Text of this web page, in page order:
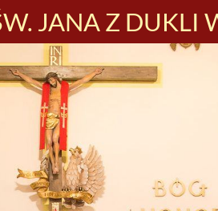
JANA Z DUKLI